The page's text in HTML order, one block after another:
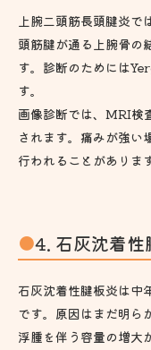
上腕二頭筋長頭腱炎で
頭筋腱が通る上腕骨の
す。診断のためには
す。
画像診断では、MRI検
されます。痛みが強い
行われることがあります
4. 石灰沈着性
石灰沈着性腱板炎は中
です。原因はまだ明ら
浮腫を伴う容量の増大